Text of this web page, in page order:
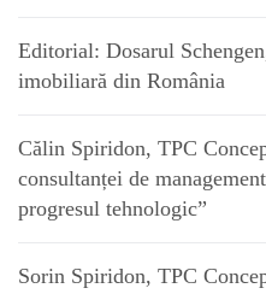
Editorial: Dosarul
imobiliară din România
Călin Spiridon, TPC
consultanței de
progresul tehnologic”
Sorin Spiridon, TPC